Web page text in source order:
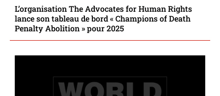
L’organisation The Advocates for Human Rights
lance son tableau de bord « Champions of Death
Penalty Abolition » pour 2025